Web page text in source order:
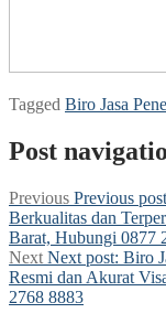
Tagged Biro Jasa
Post
Previous Previous
Berkualitas dan
Barat, Hubungi 0877
Next Next post: Biro
Resmi dan Akurat
2768 8883